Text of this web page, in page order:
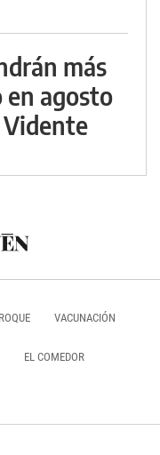
más
en agosto
VACUNACIÓN
EL COMEDOR